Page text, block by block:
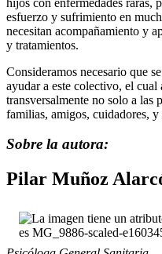
esfuerzo y sufrimiento en
necesitan acompañamiento y
y tratamientos.
Consideramos necesario que
ayudar a este colectivo, el
transversalmente no solo a las
familias, amigos, cuidadores,
Sobre la autora:
Pilar Muñoz